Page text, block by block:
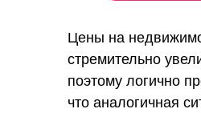
Цены на
стремительно
поэтому логично
что аналогичная